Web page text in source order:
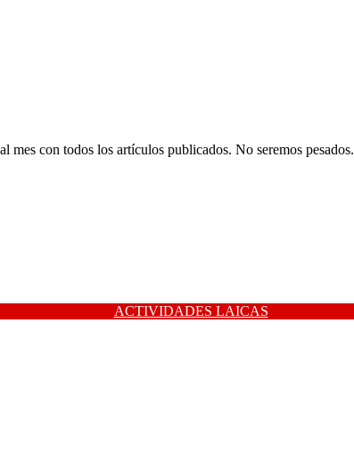
mes con todos los artículos publicados. No seremos pesados.
ACTIVIDADES LAICAS